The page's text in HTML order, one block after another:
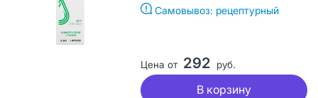
Самовывоз: рецептурный
Цена от 292 руб.
В корзину